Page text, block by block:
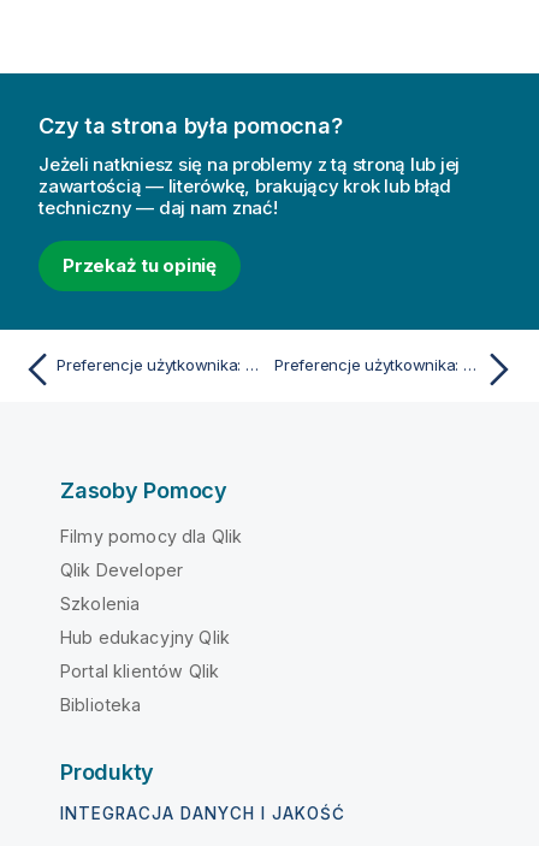
Czy ta strona była pomocna?
Jeżeli natkniesz się na problemy z tą stroną lub jej
zawartością — literówkę, brakujący krok lub błąd
techniczny — daj nam znać!
Przekaż tu opinię
Preferencje użytkownika: Obiekty Preferencje użytkownika: Drukowanie
Zasoby Pomocy
Filmy pomocy dla Qlik
Qlik Developer
Szkolenia
Hub edukacyjny Qlik
Portal klientów Qlik
Biblioteka
Produkty
INTEGRACJA DANYCH I JAKOŚĆ